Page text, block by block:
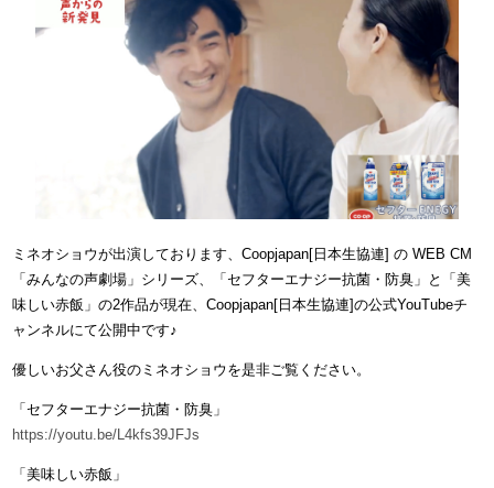
ミネオショウが出演しております、Coopjapan[日本生協連] の WEB CM
「みんなの声劇場」シリーズ、「セフターエナジー抗菌・防臭」と「美
味しい赤飯」の2作品が現在、Coopjapan[日本生協連]の公式YouTubeチ
ャンネルにて公開中です♪
優しいお父さん役のミネオショウを是非ご覧ください。
「セフターエナジー抗菌・防臭」
https://youtu.be/L4kfs39JFJs
「美味しい赤飯」